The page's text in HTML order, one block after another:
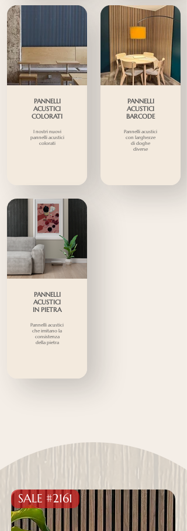
PANNELLI
ACUSTICI
COLORATI
I nostri nuovi
pannelli acustici
colorati
PANNELLI
ACUSTICI
BARCODE
Pannelli acustici
con larghezze
di doghe
diverse
PANNELLI
ACUSTICI
IN PIETRA
Pannelli acustici
che imitano la
consistenza
della pietra
SALE #2161